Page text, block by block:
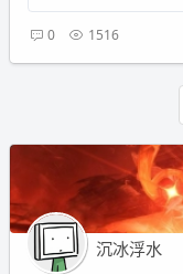
0 1516
沉冰浮水